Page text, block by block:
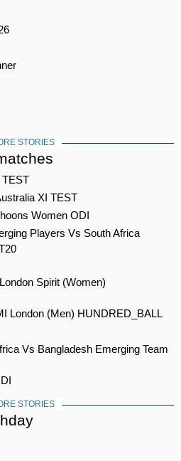
STORIES
XI TEST
Women ODI
Players Vs South Africa
Spirit (Women)
London (Men) HUNDRED_BALL
Vs Bangladesh Emerging Team
STORIES